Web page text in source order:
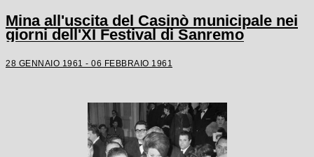
Mina all'uscita del Casinò municipale nei
giorni dell'XI Festival di Sanremo
28 GENNAIO 1961 - 06 FEBBRAIO 1961